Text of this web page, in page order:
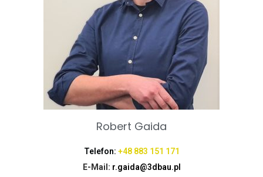
Robert Gaida
Telefon: +48 883 151 171
E-Mail: r.gaida@3dbau.pl